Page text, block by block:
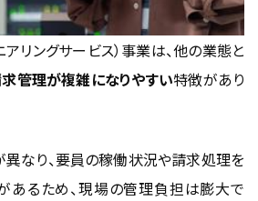
アリングサービス）事業は、他の業態と
管理が複雑になりやすい特徴があり
なり、要員の稼働状況や請求処理を
あるため、現場の管理負担は膨大で